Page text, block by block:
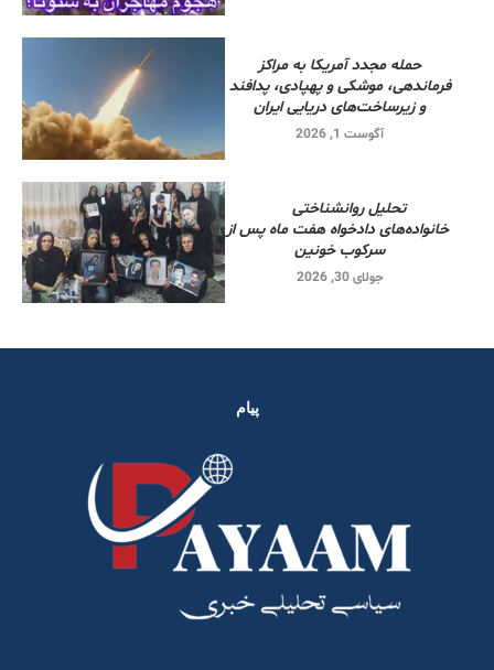
حمله مجدد آمریکا به مراکز
فرماندهی، موشکی و پهپادی، پدافند
و زیرساخت‌های دریایی ایران
آگوست 1, 2026
تحلیل روانشناختی
خانواده‌های دادخواه هفت ماه پس از
سرکوب خونین
جولای 30, 2026
پیام